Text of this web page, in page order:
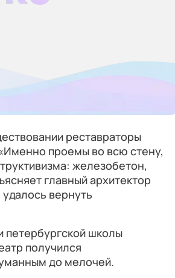
реставраторы
проемы во всю стену,
железобетон,
главный архитектор
вернуть
петербургской школы
получился
до мелочей.